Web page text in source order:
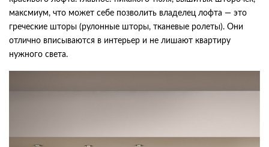
максмиум, что может себе позволить владелец лофта — это
греческие шторы (рулонные шторы, тканевые ролеты). Они
отлично вписываются в интерьер и не лишают квартиру
нужного света.